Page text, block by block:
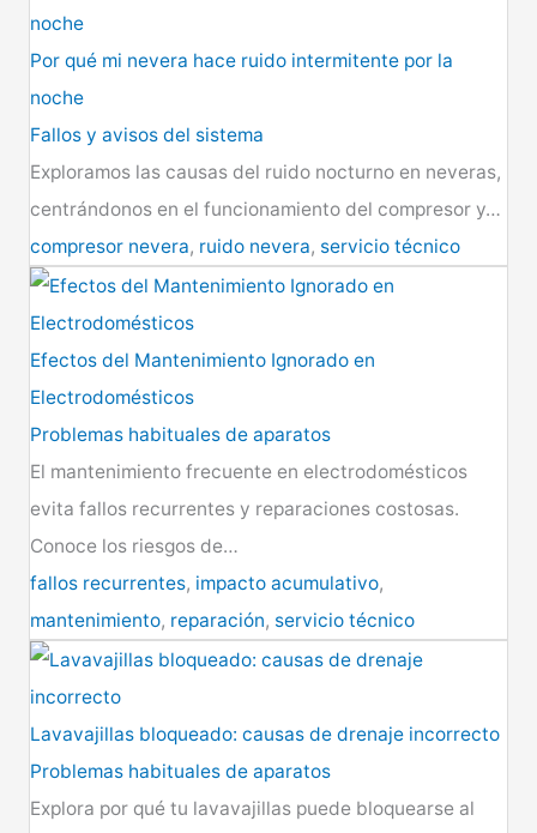
Por qué mi nevera hace ruido intermitente por la
noche
Fallos y avisos del sistema
Exploramos las causas del ruido nocturno en neveras,
centrándonos en el funcionamiento del compresor y…
compresor nevera, ruido nevera, servicio técnico
Efectos del Mantenimiento Ignorado en
Electrodomésticos
Problemas habituales de aparatos
El mantenimiento frecuente en electrodomésticos
evita fallos recurrentes y reparaciones costosas.
Conoce los riesgos de…
fallos recurrentes, impacto acumulativo,
mantenimiento, reparación, servicio técnico
Lavavajillas bloqueado: causas de drenaje incorrecto
Problemas habituales de aparatos
Explora por qué tu lavavajillas puede bloquearse al